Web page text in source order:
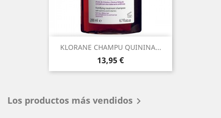
KLORANE CHAMPU QUININA...
Precio
13,95 €
Los productos más vendidos 